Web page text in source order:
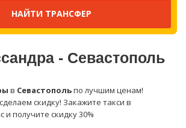
- Севастополь
в Севастопольпо лучшим ценам!
скидку! Закажите такси в
и получите скидку 30%